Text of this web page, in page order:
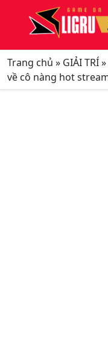
Trang chủ » GIẢI TRÍ»
về cô nàng hot